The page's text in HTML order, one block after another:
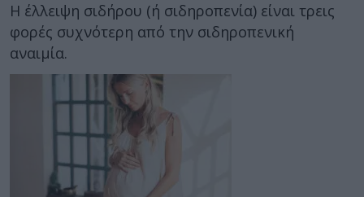
Η έλλειψη σιδήρου (ή σιδηροπενία) είναι τρεις
φορές συχνότερη από την σιδηροπενική
αναιμία.